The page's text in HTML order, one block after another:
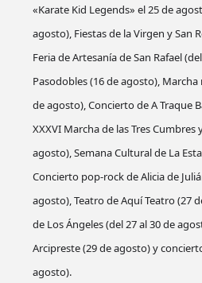
«Karate Kid Legends» el 25 de
agosto), Fiestas de la Virgen y San
Feria de Artesanía de San Rafael
Pasodobles (16 de agosto),
de agosto), Concierto de A Traque
XXXVI Marcha de las Tres Cumbres
agosto), Semana Cultural de La
Concierto pop-rock de Alicia de
agosto), Teatro de Aquí Teatro (27
de Los Ángeles (del 27 al 30 de
Arcipreste (29 de agosto) y
agosto).